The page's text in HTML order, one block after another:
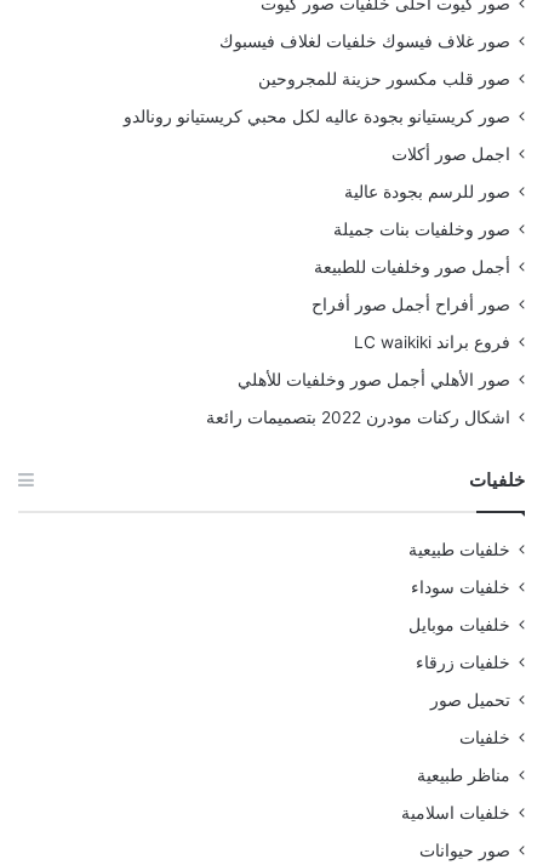
صور كيوت احلى خلفيات صور كيوت
صور غلاف فيسوك خلفيات لغلاف فيسبوك
صور قلب مكسور حزينة للمجروحين
صور كريستيانو بجودة عاليه لكل محبي كريستيانو رونالدو
اجمل صور أكلات
صور للرسم بجودة عالية
صور وخلفيات بنات جميلة
أجمل صور وخلفيات للطبيعة
صور أفراح أجمل صور أفراح
فروع براند LC waikiki
صور الأهلي أجمل صور وخلفيات للأهلي
اشكال ركنات مودرن 2022 بتصميمات رائعة
خلفيات
خلفيات طبيعية
خلفيات سوداء
خلفيات موبايل
خلفيات زرقاء
تحميل صور
خلفيات
مناظر طبيعية
خلفيات اسلامية
صور حيوانات